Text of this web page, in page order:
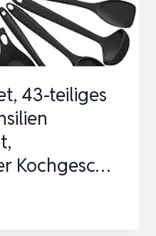
43-teiliges
Kochgesc…